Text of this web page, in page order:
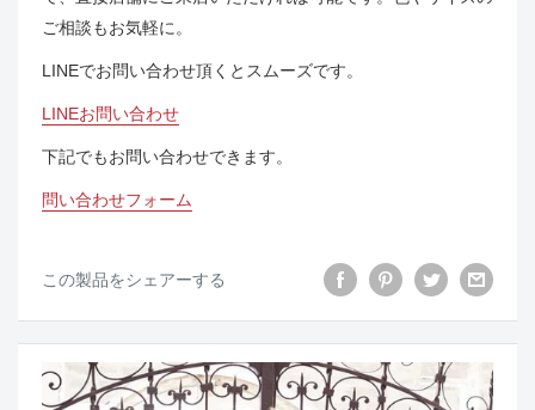
ご相談もお気軽に。
LINEでお問い合わせ頂くとスムーズです。
LINEお問い合わせ
下記でもお問い合わせできます。
問い合わせフォーム
この製品をシェアーする